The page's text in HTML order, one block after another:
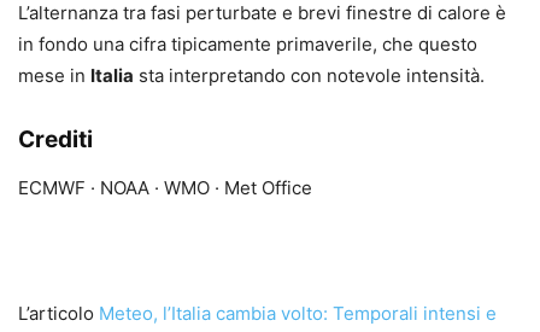
L’alternanza tra fasi perturbate e brevi finestre di calore è
in fondo una cifra tipicamente primaverile, che questo
mese in Italia sta interpretando con notevole intensità.
Crediti
ECMWF · NOAA · WMO · Met Office
L’articolo Meteo, l’Italia cambia volto: Temporali intensi e